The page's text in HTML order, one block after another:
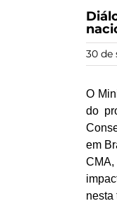
30 de
O
do
em
nesta